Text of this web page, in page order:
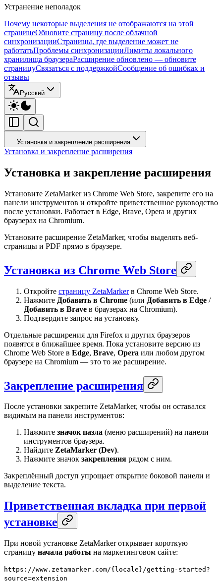
Устранение неполадок
Почему некоторые выделения не отображаются на этой
страницеОбновите страницу после облачной
синхронизацииСтраницы, где выделение может не
работатьПроблемы синхронизацииЛимиты локального
хранилища браузераРасширение обновлено — обновите
страницуСвязаться с поддержкойСообщение об ошибках и
отзывы
Русский
Установка и закрепление расширения
Установка и закрепление расширения
Установка и закрепление расширения
Установите ZetaMarker из Chrome Web Store, закрепите его на
панели инструментов и откройте приветственное руководство
после установки. Работает в Edge, Brave, Opera и других
браузерах на Chromium.
Установите расширение ZetaMarker, чтобы выделять веб-
страницы и PDF прямо в браузере.
Установка из Chrome Web Store
Откройте страницу ZetaMarkerв Chrome Web Store.
Нажмите Добавить в Chrome (или Добавить в Edge /
Добавить в Brave в браузерах на Chromium).
Подтвердите запрос на установку.
Отдельные расширения для Firefox и других браузеров
появятся в ближайшее время. Пока установите версию из
Chrome Web Store в Edge, Brave, Opera или любом другом
браузере на Chromium — это то же расширение.
Закрепление расширения
После установки закрепите ZetaMarker, чтобы он оставался
видимым на панели инструментов:
Нажмите значок пазла (меню расширений) на панели
инструментов браузера.
Найдите ZetaMarker (Dev).
Нажмите значок закрепления рядом с ним.
Закреплённый доступ упрощает открытие боковой панели и
выделение текста.
Приветственная вкладка при первой
установке
При новой установке ZetaMarker открывает короткую
страницу начала работы на маркетинговом сайте:
https://www.zetamarker.com/{locale}/getting-started?
source=extension